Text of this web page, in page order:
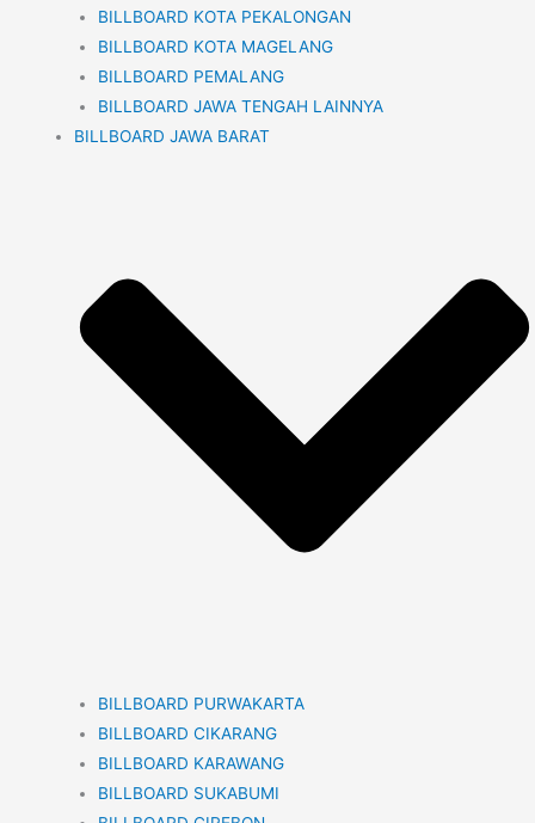
BILLBOARD KOTA PEKALONGAN
BILLBOARD KOTA MAGELANG
BILLBOARD PEMALANG
BILLBOARD JAWA TENGAH LAINNYA
BILLBOARD JAWA BARAT
BILLBOARD PURWAKARTA
BILLBOARD CIKARANG
BILLBOARD KARAWANG
BILLBOARD SUKABUMI